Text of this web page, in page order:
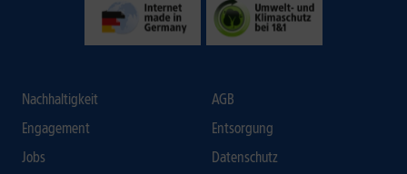
Nachhaltigkeit
Engagement
Jobs
AGB
Entsorgung
Datenschutz